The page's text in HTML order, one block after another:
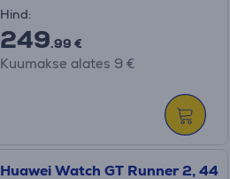
Hind:
249.99 €
Kuumakse alates 9 €
Huawei Watch GT Runner 2, 44